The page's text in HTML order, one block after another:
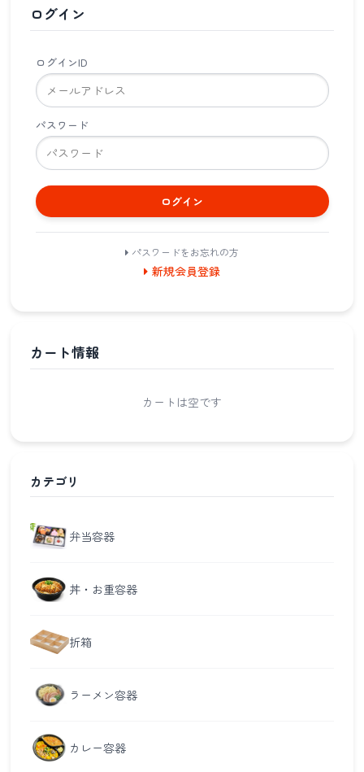
ログイン
ログインID
パスワード
ログイン
パスワードをお忘れの方
新規会員登録
カート情報
カートは空です
カテゴリ
弁当容器
丼・お重容器
折箱
ラーメン容器
カレー容器